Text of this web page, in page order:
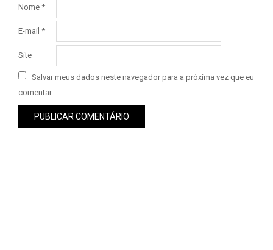
Nome *
E-mail *
Site
Salvar meus dados neste navegador para a próxima vez que eu
comentar.